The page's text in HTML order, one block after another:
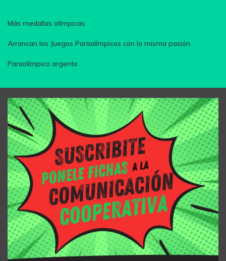
Más medallas olímpicas
Arrancan los Juegos Paraolímpicos con la misma pasión
Paraolímpico argento